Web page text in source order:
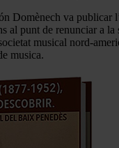
Domènech va publicar
al punt de renunciar a
musical nord-
musica.